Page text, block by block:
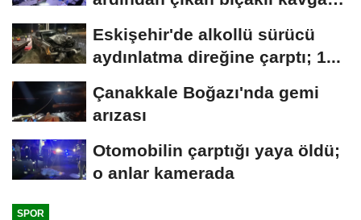
Eskişehir'de alkollü sürücü
aydınlatma direğine çarptı; 1...
Çanakkale Boğazı'nda gemi
arızası
Otomobilin çarptığı yaya öldü;
o anlar kamerada
SPOR